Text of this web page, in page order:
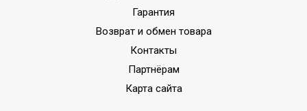
75.8
Нет
1
Гарантия
Возврат и обмен товара
Контакты
Партнёрам
Карта сайта